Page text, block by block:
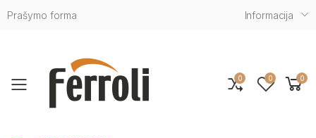
Prašymo forma Informacija
Toggle mobile menu
0 0 0